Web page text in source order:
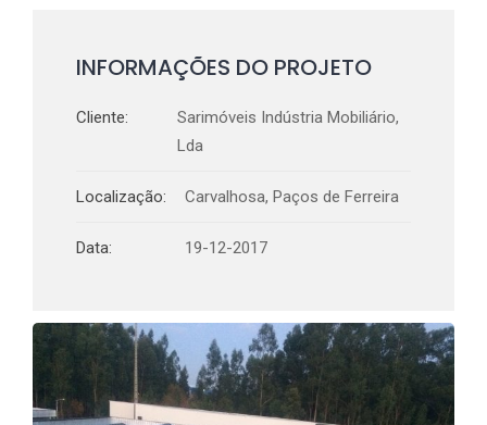
INFORMAÇÕES DO PROJETO
Cliente:
Sarimóveis Indústria Mobiliário,
Lda
Localização: Carvalhosa, Paços de Ferreira
Data: 19-12-2017